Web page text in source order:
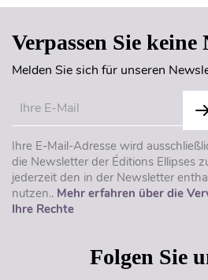
Verpassen Sie keine
Melden Sie sich für unseren
Ihre E-Mail-Adresse wird
die Newsletter der Éditions Ellipses
jederzeit den in der Newsletter
nutzen.. Mehr erfahren über die
Ihre Rechte
Folgen Sie